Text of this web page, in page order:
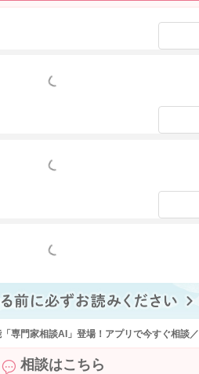
もっと見る
もっと見る
もっと見る
専門家相談AI」登場！アプリで今すぐ相談／
相談はこちら